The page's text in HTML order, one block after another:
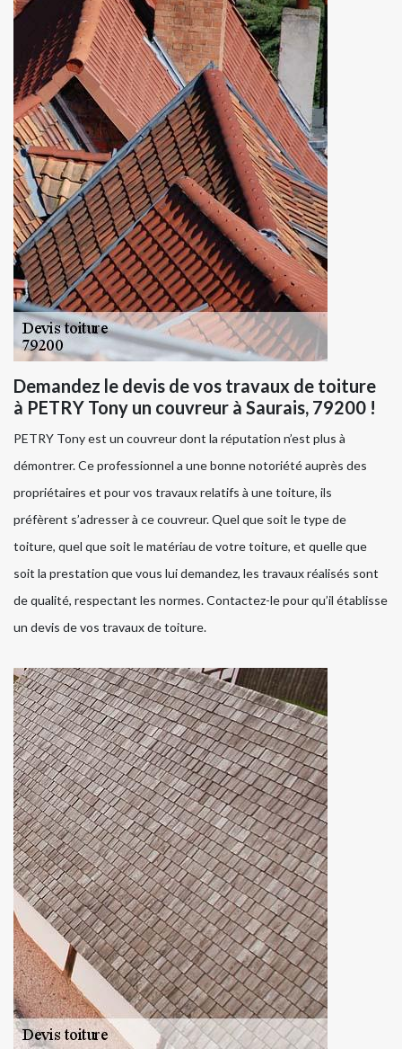
Demandez le devis de vos travaux de toiture
à PETRY Tony un couvreur à Saurais, 79200 !
PETRY Tony est un couvreur dont la réputation n’est plus à
démontrer. Ce professionnel a une bonne notoriété auprès des
propriétaires et pour vos travaux relatifs à une toiture, ils
préfèrent s’adresser à ce couvreur. Quel que soit le type de
toiture, quel que soit le matériau de votre toiture, et quelle que
soit la prestation que vous lui demandez, les travaux réalisés sont
de qualité, respectant les normes. Contactez-le pour qu’il établisse
un devis de vos travaux de toiture.